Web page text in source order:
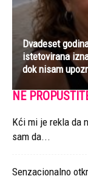
Dvadeset
istetovirana
dok nisam
NE
Kći mi je rekla da
sam da...
Senzacionalno